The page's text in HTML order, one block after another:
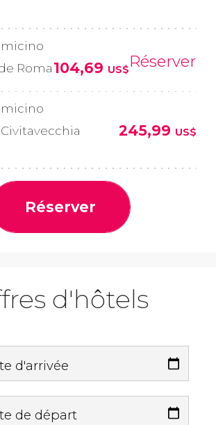
Roma 104,69 US$Réserver
245,99 US$
Réserver
d'hôtels
d'arrivée
de départ